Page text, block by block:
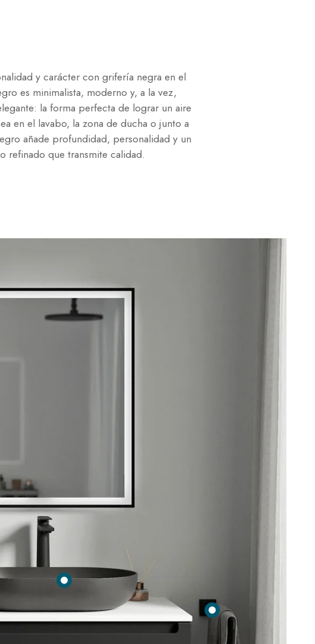
y carácter con grifería negra en el
es minimalista, moderno y, a la vez,
la forma perfecta de lograr un aire
en el lavabo, la zona de ducha o junto a
añade profundidad, personalidad y un
refinado que transmite calidad.